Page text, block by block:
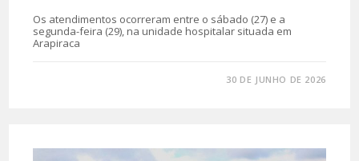
Os atendimentos ocorreram entre o sábado (27) e a
segunda-feira (29), na unidade hospitalar situada em
Arapiraca
30 DE JUNHO DE 2026